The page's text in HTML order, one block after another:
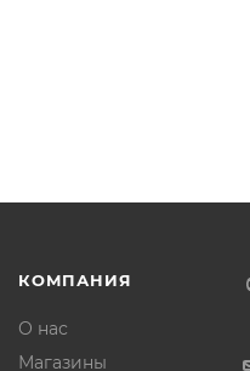
КОМПАНИЯ
О нас
Магазины